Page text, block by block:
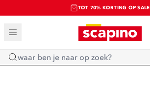
TOT 70% KORTING OP SALE
SALE: LAATSTE KANS!
SHOP NIEUW
Home